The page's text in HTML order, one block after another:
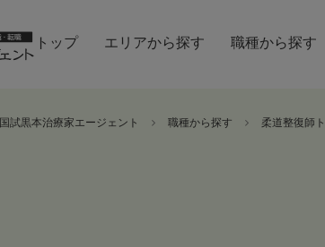
トップ エリアから探す 職種から探す
国試黒本治療家エージェント 職種から探す 柔道整復師